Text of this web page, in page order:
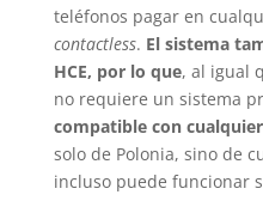
teléfonos pagar en
contactless. El sistema
HCE, por lo que, al igual
no requiere un sistema
compatible con
solo de Polonia, sino de
incluso puede funcionar